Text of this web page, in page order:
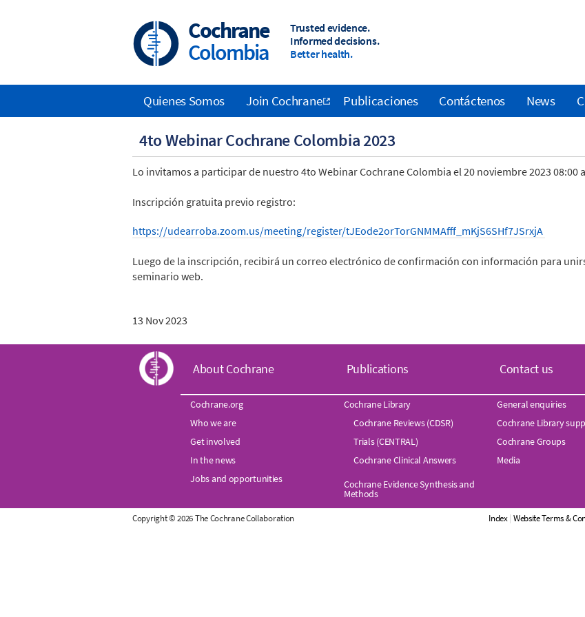
Cochrane
Colombia
Trusted evidence.
Informed decisions.
Better health.
4to Webinar Cochrane Colombia 2023
Lo invitamos a participar de nuestro 4to Webinar Cochrane Colombia el 20 noviembre 2023 08:00
Inscripción gratuita previo registro:
https://udearroba.zoom.us/meeting/register/tJEode2orTorGNMMAfff_mKjS6SHf7JSrxjA
Luego de la inscripción, recibirá un correo electrónico de confirmación con información para
seminario web.
13 Nov 2023
Main
navigation
Quienes Somos Join Cochrane Publicaciones Contáctenos News
C
o
c
h
r
About Cochrane
Cochrane.org
Who we are
Get involved
In the news
Jobs and opportunities
Publications
Cochrane Library
Cochrane Reviews (CDSR)
Trials (CENTRAL)
Cochrane Clinical Answers
Cochrane Evidence Synthesis and
Methods
Contact us
General enquiries
Cochrane Library
Cochrane Groups
Media
Copyright © 2026 The Cochrane Collaboration Index| Website Terms &